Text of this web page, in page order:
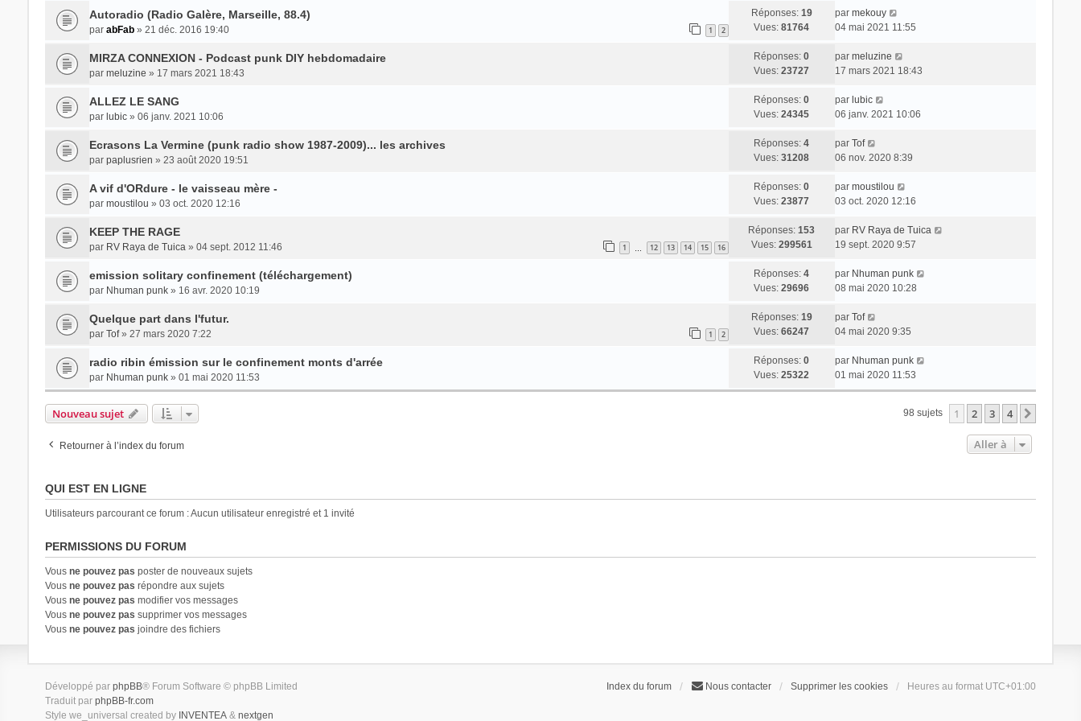
Autoradio (Radio Galère, Marseille, 88.4)
par abFab» 21 déc. 2016 19:40 1 2
Réponses: 19
Vues:81764
par mekouy
04 mai 2021 11:55
MIRZA CONNEXION - Podcast punk DIY hebdomadaire
par meluzine » 17 mars 2021 18:43
Réponses:0
Vues:23727
par meluzine
17 mars 2021 18:43
ALLEZ LE SANG
par lubic» 06 janv. 2021 10:06
Réponses:0
Vues:24345
par lubic
06 janv. 2021 10:06
Ecrasons La Vermine (punk radio show 1987-2009)... les archives
par paplusrien » 23 août 2020 19:51
Réponses:4
Vues:31208
par Tof
06 nov. 2020 8:39
A vif d'ORdure - le vaisseau mère -
par moustilou » 03 oct. 2020 12:16
Réponses:0
Vues:23877
par moustilou
03 oct. 2020 12:16
KEEP THE RAGE
par RV Raya de Tuica» 04 sept. 2012 11:46 1 12 13 14 15 16
Réponses:153
Vues: 299561
par RV Raya de Tuica
19 sept. 2020 9:57
emission solitary confinement (téléchargement)
par Nhuman punk» 16 avr. 2020 10:19
Réponses:4
Vues:29696
par Nhuman punk
08 mai 2020 10:28
Quelque part dans l'futur.
par Tof» 27 mars 2020 7:22 1 2
Réponses: 19
Vues:66247
par Tof
04 mai 2020 9:35
radio ribin émission sur le confinement monts d'arrée
par Nhuman punk» 01 mai 2020 11:53
Réponses:0
Vues:25322
par Nhuman punk
01 mai 2020 11:53
Nouveau sujet 98 sujets 1 2 3 4
Retourner à l’index du forum Aller à
QUI EST EN LIGNE
Utilisateurs parcourant ce forum : Aucun utilisateur enregistré et 1 invité
PERMISSIONS DU FORUM
Vous ne pouvez pas poster de nouveaux sujets
Vous ne pouvez pas répondre aux sujets
Vous ne pouvez pas modifier vos messages
Vous ne pouvez pas supprimer vos messages
Vous ne pouvez pas joindre des fichiers
Index du forum Nous contacter Supprimer les cookies Heures au format UTC+01:00
Développé par phpBB® Forum Software © phpBB Limited
Traduit par phpBB-fr.com
Style we_universal created by INVENTEA& nextgen